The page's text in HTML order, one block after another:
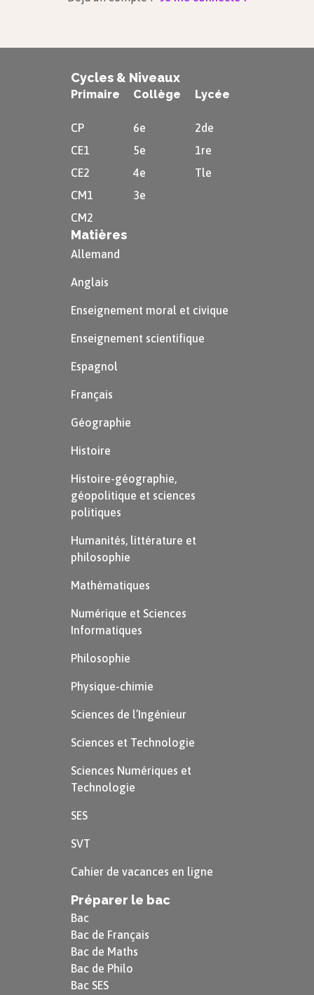
Cycles & Niveaux
Primaire
CP
CE1
CE2
CM1
CM2
Collège
6e
5e
4e
3e
Lycée
2de
1re
Tle
Matières
Allemand
Anglais
Enseignement moral et civique
Enseignement scientifique
Espagnol
Français
Géographie
Histoire
Histoire-géographie,
géopolitique et sciences
politiques
Humanités, littérature et
philosophie
Mathématiques
Numérique et Sciences
Informatiques
Philosophie
Physique-chimie
Sciences de l’Ingénieur
Sciences et Technologie
Sciences Numériques et
Technologie
SES
SVT
Cahier de vacances en ligne
Préparer le bac
Bac
Bac de Français
Bac de Maths
Bac de Philo
Bac SES